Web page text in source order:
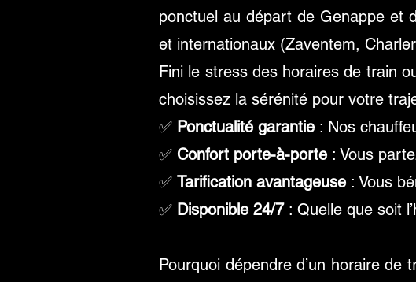
ponctuel au départ de Genappe et
et internationaux (Zaventem,
Fini le stress des horaires de train
choisissez la sérénité pour votre
✅ Ponctualité garantie : Nos
✅ Confort porte-à-porte : Vous
✅ Tarification avantageuse : Vous
✅ Disponible 24/7: Quelle que soit
Pourquoi dépendre d’un horaire